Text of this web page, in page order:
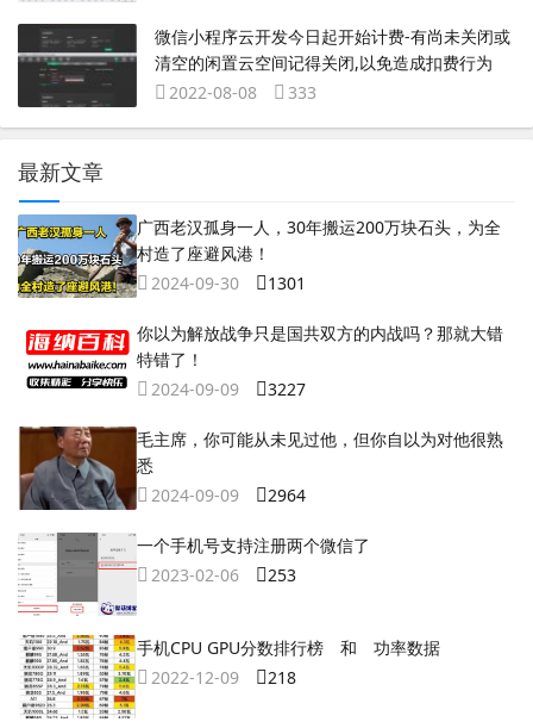
微信小程序云开发今日起开始计费-有尚未关闭或
清空的闲置云空间记得关闭,以免造成扣费行为
2022-08-08
333
最新文章
广西老汉孤身一人，30年搬运200万块石头，为全
村造了座避风港！
2024-09-30
1301
你以为解放战争只是国共双方的内战吗？那就大错
特错了！
2024-09-09
3227
毛主席，你可能从未见过他，但你自以为对他很熟
悉
2024-09-09
2964
一个手机号支持注册两个微信了
2023-02-06
253
手机CPU GPU分数排行榜 和 功率数据
2022-12-09
218